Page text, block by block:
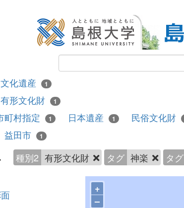
文化遺産 1
有形文化財 1
町村指定 1 日本遺産 1 民俗文化財
益田市 1
種別2 有形文化財 タグ 神楽 タグ
+
–